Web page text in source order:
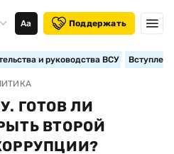
Аа Поддержать
и руководства ВСУ
ГОТОВ ЛИ
ВТОРОЙ